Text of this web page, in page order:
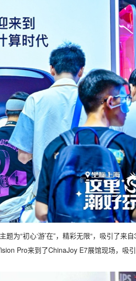
为“初心‘游’在”，精彩无限“，吸引了来
Pro来到了ChinaJoy E7展馆现场，吸